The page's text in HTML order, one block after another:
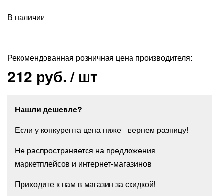
В наличии
Рекомендованная розничная цена производителя:
212 руб./ шт
Нашли дешевле?
Если у конкурента цена ниже - вернем разницу!
Не распространяется на предложения
маркетплейсов и интернет-магазинов
Приходите к нам в магазин за скидкой!